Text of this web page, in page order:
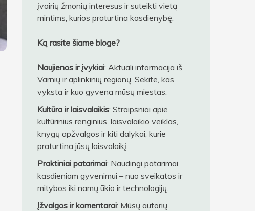
įvairių žmonių interesus ir suteikti vietą
mintims, kurios praturtina kasdienybę.
Ką rasite šiame bloge?
Naujienos ir įvykiai: Aktuali informacija iš
Varnių ir aplinkinių regionų. Sekite, kas
vyksta ir kuo gyvena mūsų miestas.
Kultūra ir laisvalaikis: Straipsniai apie
kultūrinius renginius, laisvalaikio veiklas,
knygų apžvalgos ir kiti dalykai, kurie
praturtina jūsų laisvalaikį.
Praktiniai patarimai: Naudingi patarimai
kasdieniam gyvenimui – nuo sveikatos ir
mitybos iki namų ūkio ir technologijų.
Įžvalgos ir komentarai: Mūsų autorių